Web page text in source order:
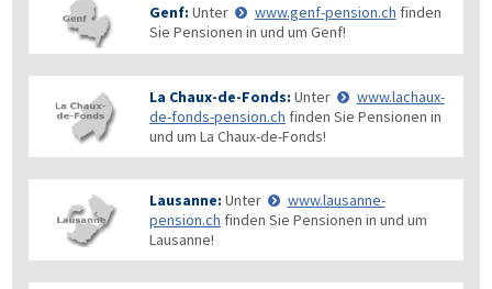
Genf: Unter www.genf-pension.ch finden
Sie Pensionen in und um Genf!
La Chaux-de-Fonds: Unter
www.lachaux-
de-fonds-pension.ch finden Sie Pensionen in
und um La Chaux-de-Fonds!
Lausanne: Unter
www.lausanne-
pension.ch finden Sie Pensionen in und um
Lausanne!